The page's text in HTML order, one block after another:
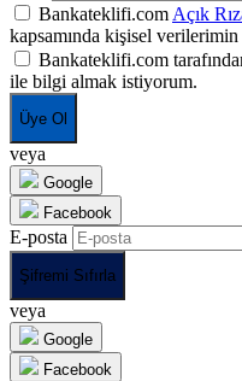
Bankateklifi.com Açık
kapsamında kişisel
Bankateklifi.com
ile bilgi almak istiyorum.
Üye Ol
veya
Google
Facebook
E-posta
Şifremi Sıfırla
veya
Google
Facebook